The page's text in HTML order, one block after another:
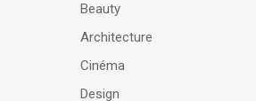
Beauty
Architecture
Cinéma
Design